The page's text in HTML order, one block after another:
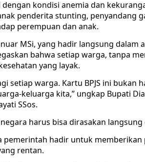
kondisi anemia dan
penderita stunting, penyandang
perempuan dan anak.
MSi, yang hadir langsung dalam
bahwa setiap warga, tanpa
yang layak.
setiap warga. Kartu BPJS ini bukan
keluarga kita,” ungkap Bupati
SSos.
harus bisa dirasakan
pemerintah hadir untuk
rentan.